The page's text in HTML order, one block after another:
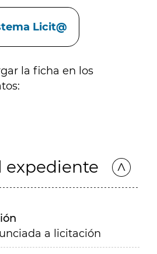
Licit@
la ficha en los
expediente
a licitación